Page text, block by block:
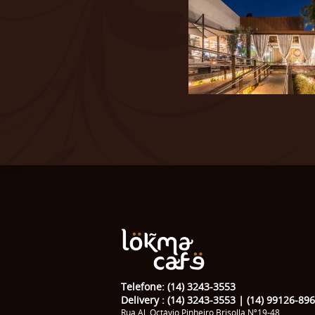
Telefone: (14) 3243-3553
Delivery : (14) 3243-3553 | (14) 99126-
Rua Al. Octávio Pinheiro Brisolla Nº19-48